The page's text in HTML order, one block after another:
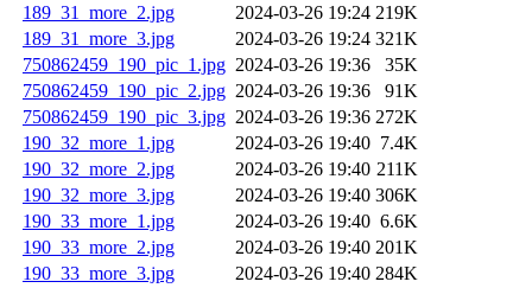
189_31_more_2.jpg
2024-03-26 19:24 219K
189_31_more_3.jpg
2024-03-26 19:24 321K
750862459_190_pic_1.jpg 2024-03-26 19:36
35K
750862459_190_pic_2.jpg 2024-03-26 19:36
91K
750862459_190_pic_3.jpg 2024-03-26 19:36 272K
190_32_more_1.jpg
2024-03-26 19:40 7.4K
190_32_more_2.jpg
2024-03-26 19:40 211K
190_32_more_3.jpg
2024-03-26 19:40 306K
190_33_more_1.jpg
2024-03-26 19:40 6.6K
190_33_more_2.jpg
2024-03-26 19:40 201K
190_33_more_3.jpg
2024-03-26 19:40 284K